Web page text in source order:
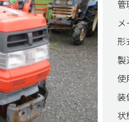
管
形
製
使
装
状